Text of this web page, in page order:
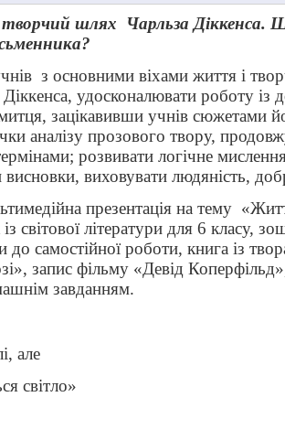
шлях Чарльза Діккенса.
з основними віхами життя і
удосконалювати роботу із
зацікавивши учнів сюжетами
аналізу прозового твору,
розвивати логічне
виховувати людяність,
презентація на тему
світової літератури для 6 класу,
до самостійної роботи, книга із
запис фільму «Девід
завданням.
але
світло»